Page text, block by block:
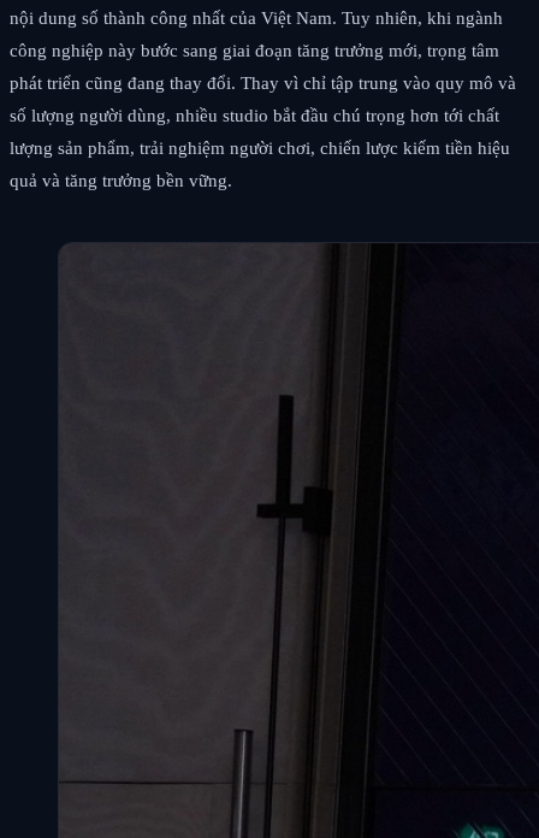
nội dung số thành công nhất của Việt Nam. Tuy nhiên, khi ngành
công nghiệp này bước sang giai đoạn tăng trưởng mới, trọng tâm
phát triển cũng đang thay đổi. Thay vì chỉ tập trung vào quy mô và
số lượng người dùng, nhiều studio bắt đầu chú trọng hơn tới chất
lượng sản phẩm, trải nghiệm người chơi, chiến lược kiếm tiền hiệu
quả và tăng trưởng bền vững.